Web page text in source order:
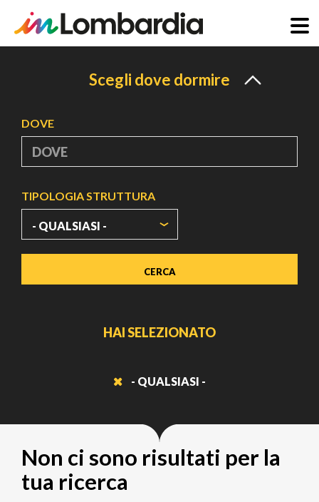
Scegli dove dormire
DOVE
TIPOLOGIA STRUTTURA
HAI SELEZIONATO
- QUALSIASI -
Non ci sono risultati per la
tua ricerca